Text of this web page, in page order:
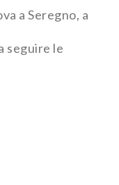
a Seregno, a
seguire le